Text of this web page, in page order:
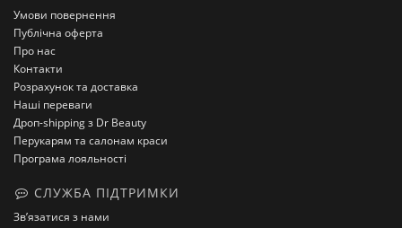
Умови повернення
Публічна оферта
Про нас
Контакти
Розрахунок та доставка
Наші переваги
Дроп-shipping з Dr Beauty
Перукарям та салонам краси
Програма лояльності
СЛУЖБА ПІДТРИМКИ
Зв’язатися з нами